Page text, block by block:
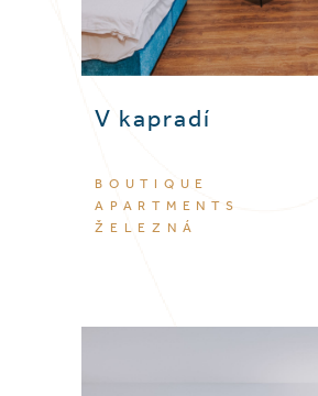
V kapradí
BOUTIQUE
APARTMENTS
ŽELEZNÁ